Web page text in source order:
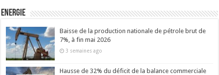
Energie
Baisse de la production nationale de pétrole brut de
7%, à fin mai 2026
3 semaines ago
Hausse de 32% du déficit de la balance commerciale